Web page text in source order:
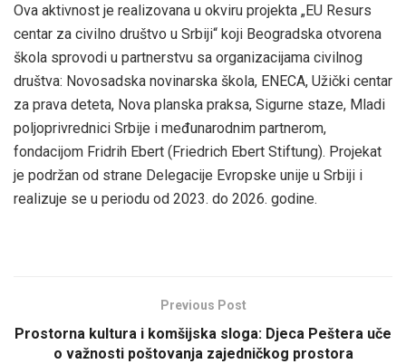
Ova aktivnost je realizovana u okviru projekta „EU Resurs
centar za civilno društvo u Srbiji“ koji Beogradska otvorena
škola sprovodi u partnerstvu sa organizacijama civilnog
društva: Novosadska novinarska škola, ENECA, Užički centar
za prava deteta, Nova planska praksa, Sigurne staze, Mladi
poljoprivrednici Srbije i međunarodnim partnerom,
fondacijom Fridrih Ebert (Friedrich Ebert Stiftung). Projekat
je podržan od strane Delegacije Evropske unije u Srbiji i
realizuje se u periodu od 2023. do 2026. godine.
Previous Post
Prostorna kultura i komšijska sloga: Djeca Peštera uče
o važnosti poštovanja zajedničkog prostora